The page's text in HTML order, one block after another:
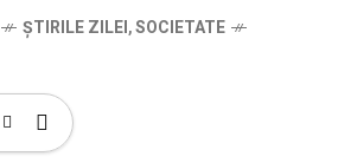
ȘTIRILE ZILEI,SOCIETATE